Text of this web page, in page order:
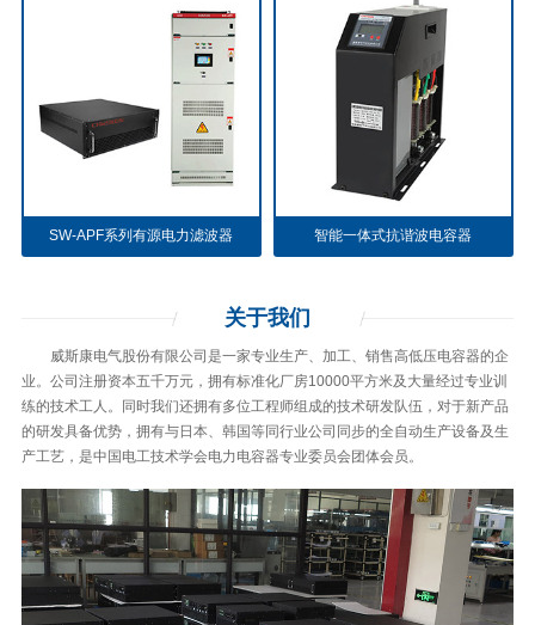
SW-APF系列有源电力滤波器 智能一体式抗谐波电容器
关于我们
威斯康电气股份有限公司是一家专业生产、加工、销售高低压电容器的企
业。公司注册资本五千万元，拥有标准化厂房10000平方米及大量经过专业训
练的技术工人。同时我们还拥有多位工程师组成的技术研发队伍，对于新产品
的研发具备优势，拥有与日本、韩国等同行业公司同步的全自动生产设备及生
产工艺，是中国电工技术学会电力电容器专业委员会团体会员。